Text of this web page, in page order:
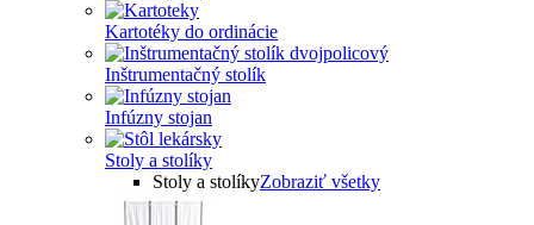
Kartotéky do ordinácie
Inštrumentačný stolík
Infúzny stojan
Stoly a stolíky
Stoly a stolíkyZobraziť všetky